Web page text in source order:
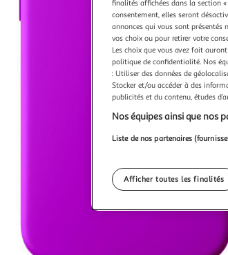
finalités affichées dans la section
consentement, elles seront
annonces qui vous sont présentés
vos choix ou pour retirer votre
Les choix que vous avez fait
politique de confidentialité. Nos
: Utiliser des données de
Stocker et/ou accéder à des
publicités et du contenu, études
Nos équipes ainsi que nos
Liste de nos partenaires
Afficher toutes les finalités